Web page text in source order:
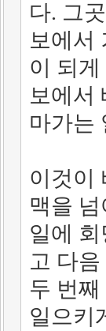
다. 그
보에서
이 되
보에서
마가는
이것이
맥을
일에
고 다
두 번
일으키